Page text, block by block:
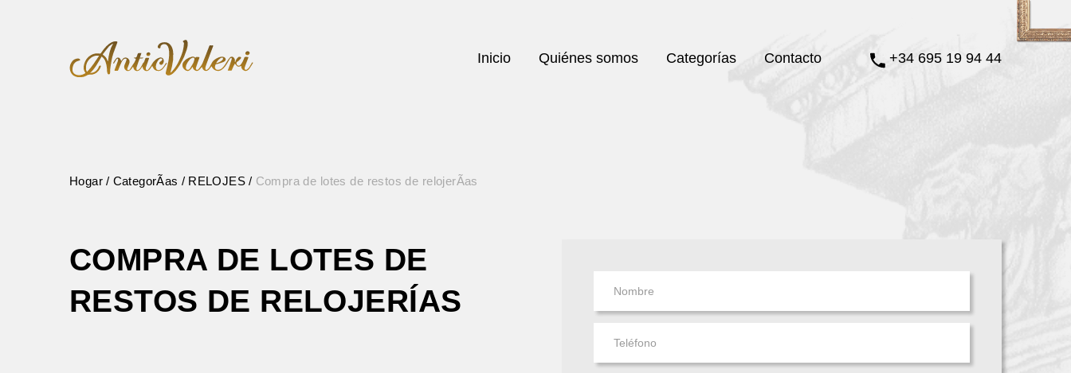
Inicio Quiénes somos Categorías Contacto +34 695 19 94 44
Hogar CategorÃ­as RELOJES Compra de lotes de restos de relojerÃ­as
COMPRA DE LOTES DE
RESTOS DE RELOJERÍAS